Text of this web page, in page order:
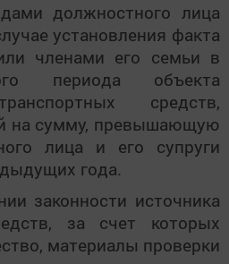
должностного лица
установления факта
членами его семьи в
периода объекта
средств,
на сумму, превышающую
лица и его супруги
года.
законности источника
за счет которых
материалы проверки